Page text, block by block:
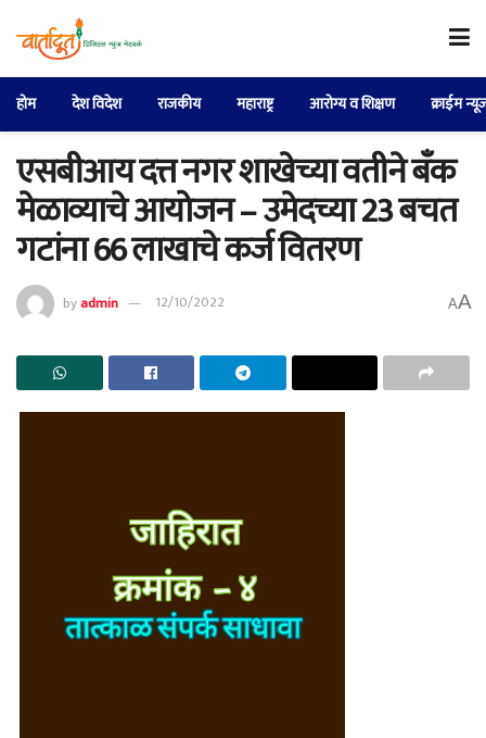
होम देश विदेश राजकीय महाराष्ट्र आरोग्य व शिक्षण क्राईम
एसबीआय दत्त नगर शाखेच्या वतीने बँक
मेळाव्याचे आयोजन – उमेदच्या 23 बचत
गटांना 66 लाखाचे कर्ज वितरण
byadmin 12/10/2022 AA